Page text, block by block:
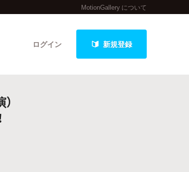
MotionGallery について
ログイン 新規登録